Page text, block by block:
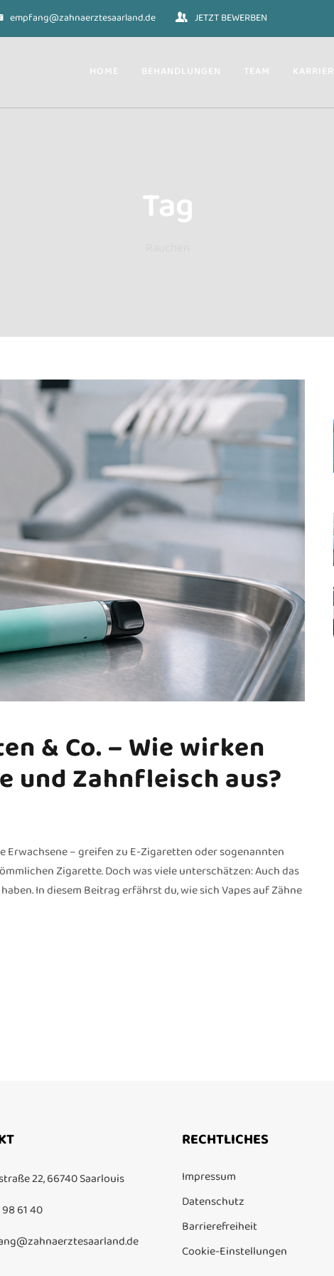
empfang@zahnaerztesaarland.de JETZT BEWERBEN
HOME BEHANDLUNGEN TEAM
Tag
& Co. – Wie wirken
und Zahnfleisch aus?
Erwachsene – greifen zu E-Zigaretten oder sogenannten
Zigarette. Doch was viele unterschätzen: Auch das
In diesem Beitrag erfährst du, wie sich Vapes auf Zähne
22, 66740 Saarlouis
61 40
RECHTLICHES
Impressum
Datenschutz
Barrierefreiheit
Cookie-Einstellungen